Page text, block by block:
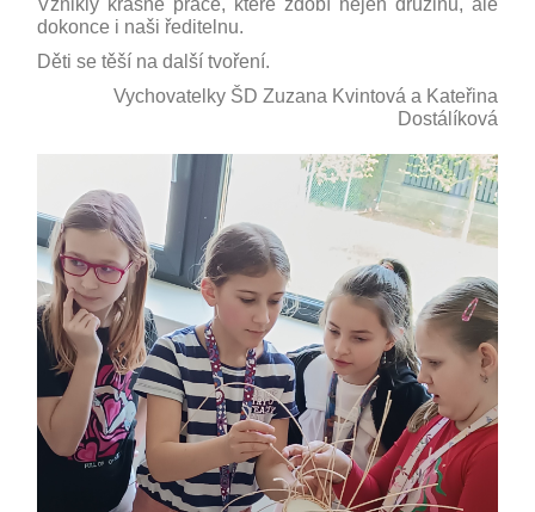
dokonce i naši ředitelnu.
Děti se těší na další tvoření.
Vychovatelky ŠD Zuzana Kvintová a Kateřina
Dostálíková